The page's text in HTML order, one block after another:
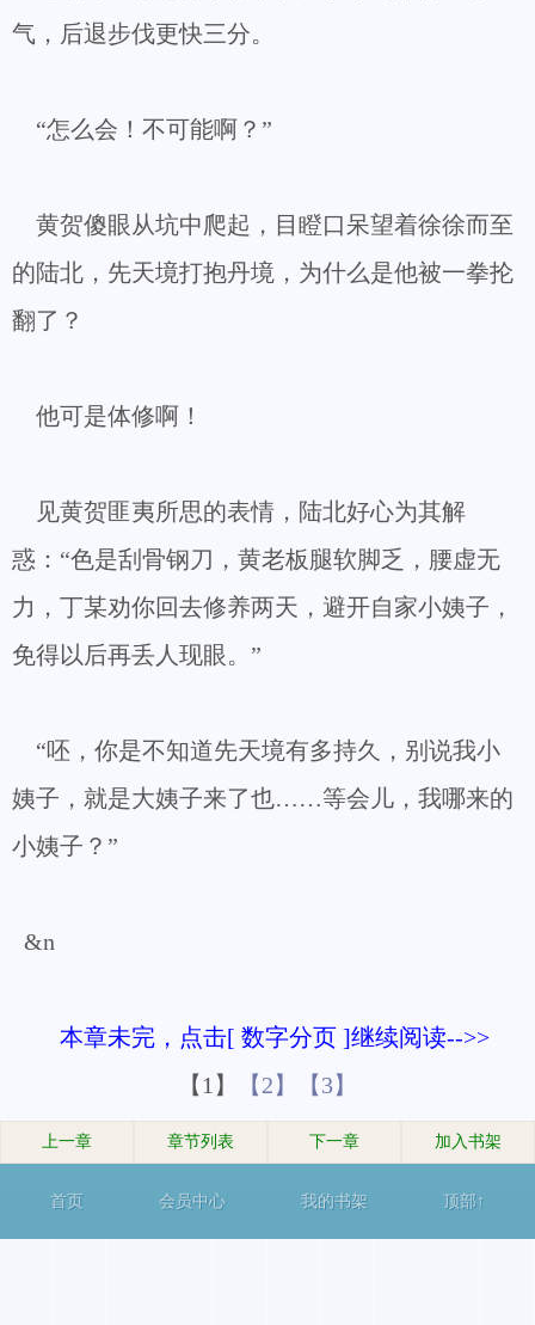
气，后退步伐更快三分。
“怎么会！不可能啊？”
黄贺傻眼从坑中爬起，目瞪口呆望着徐徐而至
的陆北，先天境打抱丹境，为什么是他被一拳抡
翻了？
他可是体修啊！
见黄贺匪夷所思的表情，陆北好心为其解
惑：“色是刮骨钢刀，黄老板腿软脚乏，腰虚无
力，丁某劝你回去修养两天，避开自家小姨子，
免得以后再丢人现眼。”
“呸，你是不知道先天境有多持久，别说我小
姨子，就是大姨子来了也……等会儿，我哪来的
小姨子？”
&n
本章未完，点击[ 数字分页 ]继续阅读-->>
【1】
【2】 【3】
上一章 章节列表 下一章 加入书架
首页 会员中心 我的书架 顶部↑